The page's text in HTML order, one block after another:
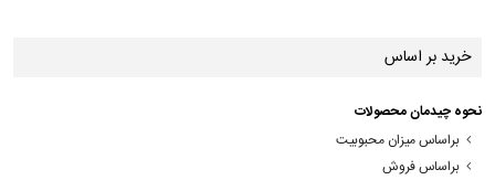
خرید بر اساس
نحوه چیدمان محصولات
براساس میزان محبوبیت
براساس فروش